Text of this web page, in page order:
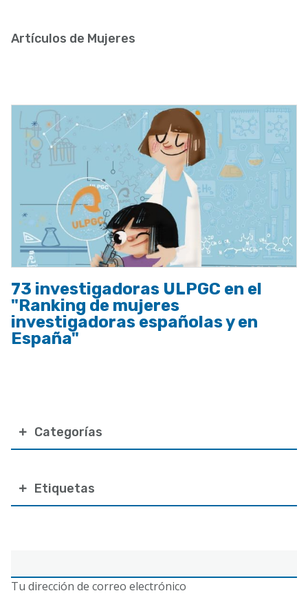
ayuda
navegación
electrónico
Tu dirección de correo electrónico
Categorías
Etiquetas
Artículos de Mujeres
73 investigadoras ULPGC en el
"Ranking de mujeres
investigadoras españolas y en
España"